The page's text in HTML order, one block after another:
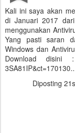
Kali ini saya akan
di Januari 2017
menggunakan
Yang pasti saran
Windows dan
Download disini :
Diposting